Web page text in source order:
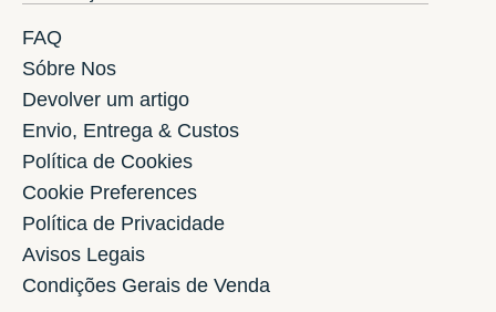
FAQ
Sóbre Nos
Devolver um artigo
Envio, Entrega & Custos
Política de Cookies
Cookie Preferences
Política de Privacidade
Avisos Legais
Condições Gerais de Venda